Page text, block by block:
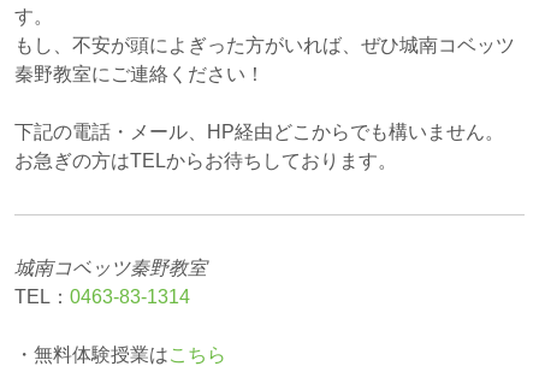
す。
もし、不安が頭によぎった方がいれば、ぜひ城南コベッツ
秦野教室にご連絡ください！
下記の電話・メール、HP経由どこからでも構いません。
お急ぎの方はTELからお待ちしております。
城南コベッツ秦野教室
TEL： 0463‐83‐1314
・無料体験授業はこちら